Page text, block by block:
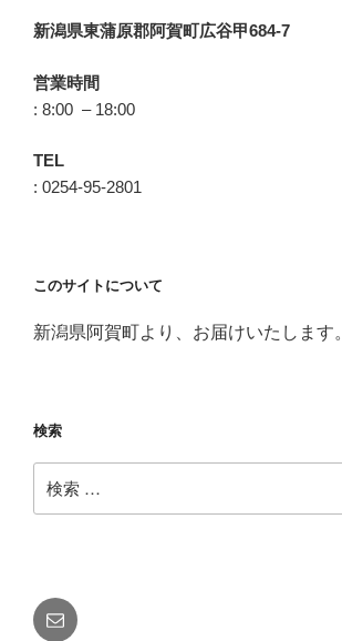
新潟県東蒲原郡阿賀町広谷甲684-7
営業時間
: 8:00 – 18:00
TEL
: 0254-95-2801
このサイトについて
新潟県阿賀町より、お届けいたします。
検索
索:
メ